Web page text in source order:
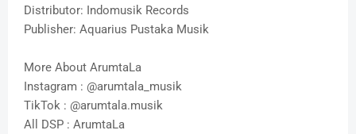
Distributor: Indomusik Records
Publisher: Aquarius Pustaka Musik
More About ArumtaLa
Instagram : @arumtala_musik
TikTok : @arumtala.musik
All DSP : ArumtaLa